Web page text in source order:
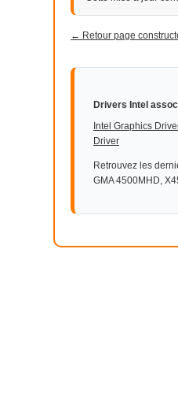
← Retour page
Drivers Intel
Intel Graphics
Driver
Retrouvez les
GMA 4500MHD,